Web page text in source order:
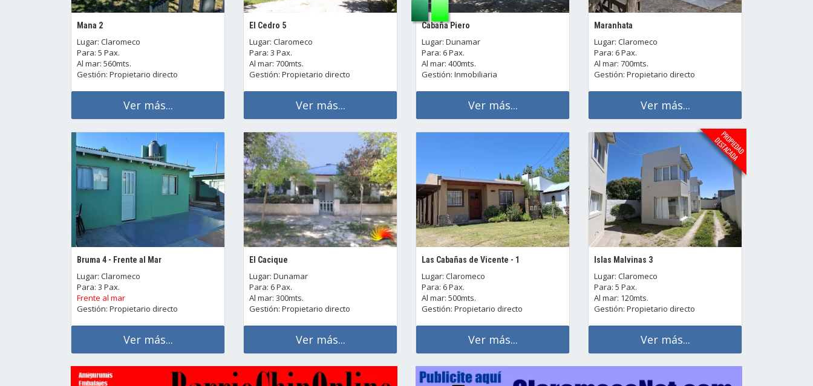
Mana 2
Lugar: Claromeco
Para: 5 Pax.
Al mar: 560mts.
Gestión: Propietario directo
Ver más...
El Cedro 5
Lugar: Claromeco
Para: 3 Pax.
Al mar: 700mts.
Gestión: Propietario directo
Ver más...
Cabaña Piero
Lugar: Dunamar
Para: 6 Pax.
Al mar: 400mts.
Gestión: Inmobiliaria
Ver más...
Maranhata
Lugar: Claromeco
Para: 6 Pax.
Al mar: 700mts.
Gestión: Propietario directo
Ver más...
Bruma 4 - Frente al Mar
Lugar: Claromeco
Para: 3 Pax.
Frente al mar
Gestión: Propietario directo
Ver más...
El Cacique
Lugar: Dunamar
Para: 6 Pax.
Al mar: 300mts.
Gestión: Propietario directo
Ver más...
Las Cabañas de Vicente - 1
Lugar: Claromeco
Para: 6 Pax.
Al mar: 500mts.
Gestión: Propietario directo
Ver más...
Islas Malvinas 3
Lugar: Claromeco
Para: 5 Pax.
Al mar: 120mts.
Gestión: Propietario directo
Ver más...